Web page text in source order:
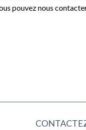
pouvez nous